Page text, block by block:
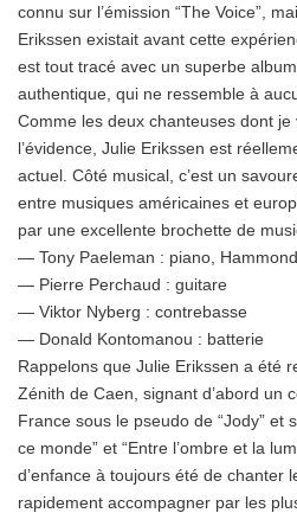
connu sur l’émission “The Voice”,
Erikssen existait avant cette
est tout tracé avec un superbe
authentique, qui ne ressemble à
Comme les deux chanteuses dont
l’évidence, Julie Erikssen est
actuel. Côté musical, c’est un
entre musiques américaines et
par une excellente brochette de
— Tony Paeleman : piano,
— Pierre Perchaud : guitare
— Viktor Nyberg : contrebasse
— Donald Kontomanou : batterie
Rappelons que Julie Erikssen a été
Zénith de Caen, signant d’abord un
France sous le pseudo de “Jody” et
ce monde” et “Entre l’ombre et la
d’enfance à toujours été de chanter
rapidement accompagner par les